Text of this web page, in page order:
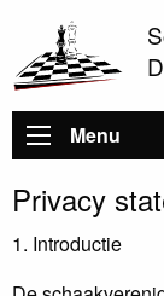
Hoofdnavigatie
Menu
Privacy
1. Introductie